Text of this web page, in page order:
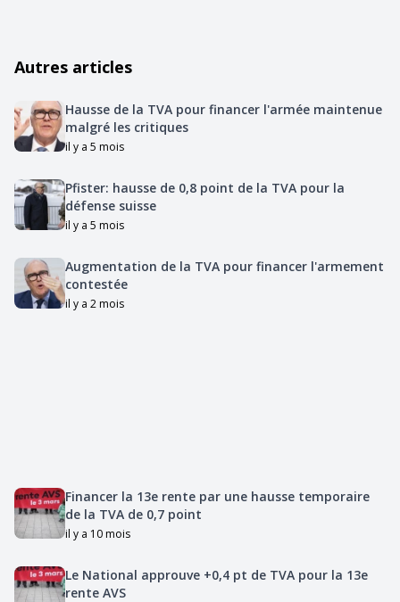
Autres articles
Hausse de la TVA pour financer l'armée maintenue
malgré les critiques
il y a 5 mois
Pfister: hausse de 0,8 point de la TVA pour la
défense suisse
il y a 5 mois
Augmentation de la TVA pour financer l'armement
contestée
il y a 2 mois
Financer la 13e rente par une hausse temporaire
de la TVA de 0,7 point
il y a 10 mois
Le National approuve +0,4 pt de TVA pour la 13e
rente AVS